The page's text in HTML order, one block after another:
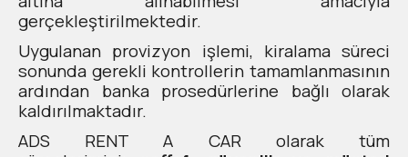
gerçekleştirilmektedir.
Uygulanan provizyon işlemi, kiralama süreci
sonunda gerekli kontrollerin tamamlanmasının
ardından banka prosedürlerine bağlı olarak
kaldırılmaktadır.
ADS RENT A CAR olarak tüm